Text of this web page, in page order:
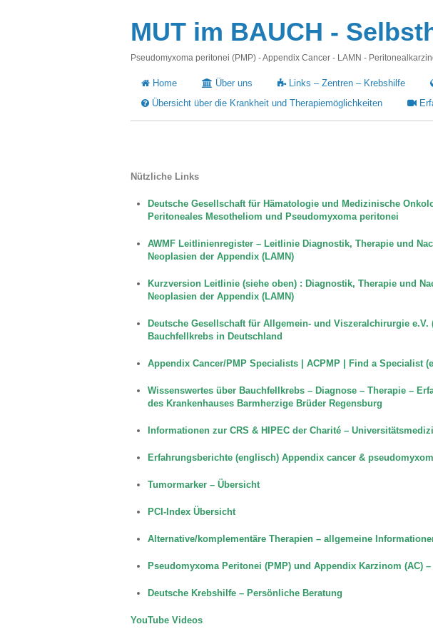
MUT im BAUCH -
Pseudomyxoma peritonei (PMP) - Appendix Cancer - LAMN -
Home Über uns Links – Zentren – Krebshilfe
Übersicht über die Krankheit und Therapiemöglichkeiten
Nützliche Links
Deutsche Gesellschaft für Hämatologie und Medizinische
Peritoneales Mesotheliom und Pseudomyxoma peritonei
AWMF Leitlinienregister – Leitlinie Diagnostik, Therapie und
Neoplasien der Appendix (LAMN)
Kurzversion Leitlinie (siehe oben) : Diagnostik, Therapie und
Neoplasien der Appendix (LAMN)
Deutsche Gesellschaft für Allgemein- und Viszeralchirurgie
Bauchfellkrebs in Deutschland
Appendix Cancer/PMP Specialists | ACPMP | Find a Specialist
Wissenswertes über Bauchfellkrebs – Diagnose – Therapie –
des Krankenhauses Barmherzige Brüder Regensburg
Informationen zur CRS & HIPEC der Charité –
Erfahrungsberichte (englisch) Appendix cancer &
Tumormarker – Übersicht
PCI-Index Übersicht
Alternative/komplementäre Therapien – allgemeine
Pseudomyxoma Peritonei (PMP) und Appendix Karzinom (AC)
Deutsche Krebshilfe – Persönliche Beratung
YouTube Videos